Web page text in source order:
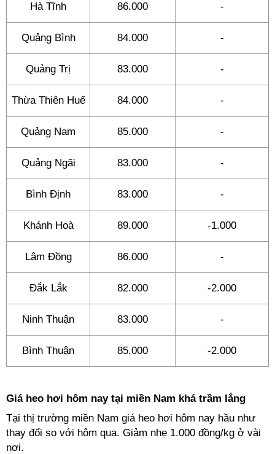
Hà Tĩnh 86.000 -
Quảng Bình 84.000 -
Quảng Trị 83.000 -
Thừa Thiên Huế 84.000 -
Quảng Nam 85.000 -
Quảng Ngãi 83.000 -
Bình Định 83.000 -
Khánh Hoà 89.000 -1.000
Lâm Đồng 86.000 -
Đắk Lắk 82.000 -2.000
Ninh Thuận 83.000 -
Bình Thuận 85.000 -2.000
Giá heo hơi hôm nay tại miền Nam khá trầm lắng
Tại thị trường miền Nam giá heo hơi hôm nay hầu như
thay đổi so với hôm qua. Giảm nhẹ 1.000 đồng/kg ở vài
nơi.